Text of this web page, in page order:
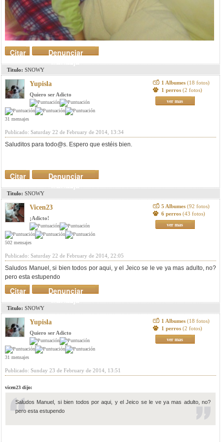
Denunciar
mensaje
Citar
Titulo: SNOWY
Yupisla
Quiero ser Adicto
31 mensajes
1 Albumes (18 fotos)
1 perros (2 fotos)
ver mas
Publicado: Saturday 22 de February de 2014, 13:34
Saluditos para todo@s. Espero que estéis bien.
Denunciar
mensaje
Citar
Titulo: SNOWY
Vicen23
¡Adicto!
502 mensajes
5 Albumes (92 fotos)
6 perros (43 fotos)
ver mas
Publicado: Saturday 22 de February de 2014, 22:05
Saludos Manuel, si bien todos por aqui, y el Jeico se le ve ya mas adulto, no?
pero esta estupendo
Denunciar
mensaje
Citar
Titulo: SNOWY
Yupisla
Quiero ser Adicto
31 mensajes
1 Albumes (18 fotos)
1 perros (2 fotos)
ver mas
Publicado: Sunday 23 de February de 2014, 13:51
vicen23 dijo:
Saludos Manuel, si bien todos por aqui, y el Jeico se le ve ya mas adulto, no?
pero esta estupendo